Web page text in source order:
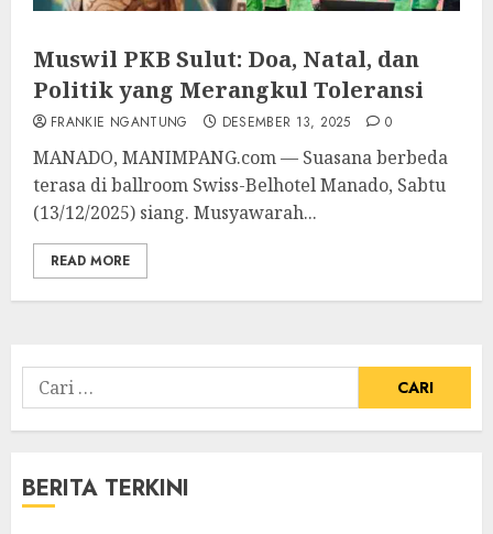
Muswil PKB Sulut: Doa, Natal, dan
Politik yang Merangkul Toleransi
FRANKIE NGANTUNG DESEMBER 13, 2025 0
MANADO, MANIMPANG.com — Suasana berbeda
terasa di ballroom Swiss-Belhotel Manado, Sabtu
(13/12/2025) siang. Musyawarah...
READ MORE
Cari
untuk:
BERITA TERKINI